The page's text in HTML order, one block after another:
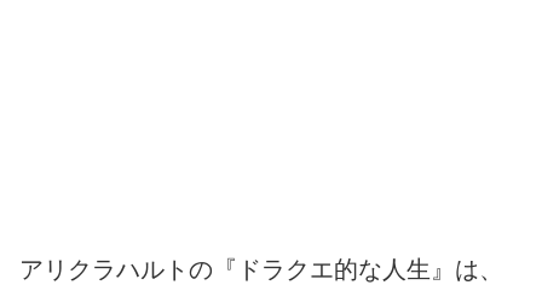
アリクラハルトの『ドラクエ的な人生』は、